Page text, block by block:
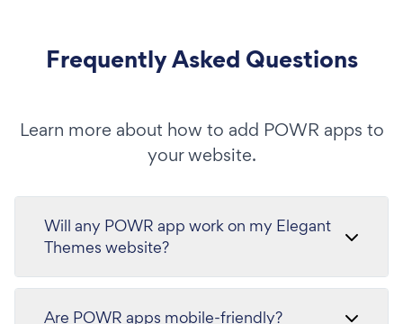
Frequently Asked Questions
Learn more about how to add POWR apps to
your website.
Will any POWR app work on my Elegant
Themes website?
Are POWR apps mobile-friendly?